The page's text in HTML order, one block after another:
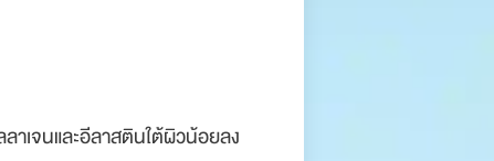
าเจนและอีลาสตินใต้ผิวน้อยลง